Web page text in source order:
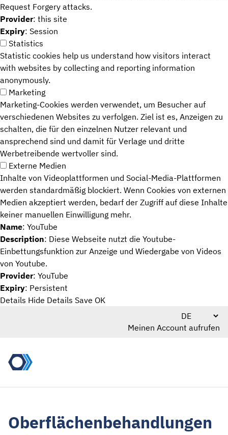
Request Forgery attacks.
Provider: this site
Expiry: Session
Statistics
Statistic cookies help us understand how visitors interact
with websites by collecting and reporting information
anonymously.
Marketing
Marketing-Cookies werden verwendet, um Besucher auf
verschiedenen Websites zu verfolgen. Ziel ist es, Anzeigen zu
schalten, die für den einzelnen Nutzer relevant und
ansprechend sind und damit für Verlage und dritte
Werbetreibende wertvoller sind.
Externe Medien
Inhalte von Videoplattformen und Social-Media-Plattformen
werden standardmäßig blockiert. Wenn Cookies von externen
Medien akzeptiert werden, bedarf der Zugriff auf diese Inhalte
keiner manuellen Einwilligung mehr.
Name: YouTube
Description: Diese Webseite nutzt die Youtube-
Einbettungsfunktion zur Anzeige und Wiedergabe von Videos
von Youtube.
Provider: YouTube
Expiry: Persistent
Details Hide Details Save OK
Meinen Account aufrufen
Oberflächen­behandlungen